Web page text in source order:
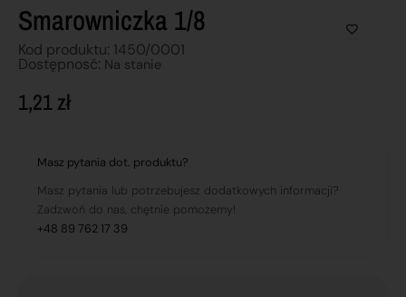
Smarowniczka 1/8
Kod produktu: 1450/0001
Dostępnosć: Na stanie
1,21zł
Masz pytania dot. produktu?
Masz pytania lub potrzebujesz dodatkowych informacji?
Zadzwoń do nas, chętnie pomożemy!
+48 89 762 17 39